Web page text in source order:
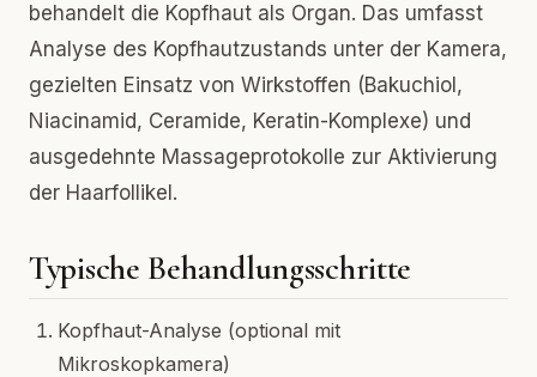
behandelt die Kopfhaut als Organ. Das umfasst
Analyse des Kopfhautzustands unter der Kamera,
gezielten Einsatz von Wirkstoffen (Bakuchiol,
Niacinamid, Ceramide, Keratin-Komplexe) und
ausgedehnte Massageprotokolle zur Aktivierung
der Haarfollikel.
Typische Behandlungsschritte
Kopfhaut-Analyse (optional mit
Mikroskopkamera)